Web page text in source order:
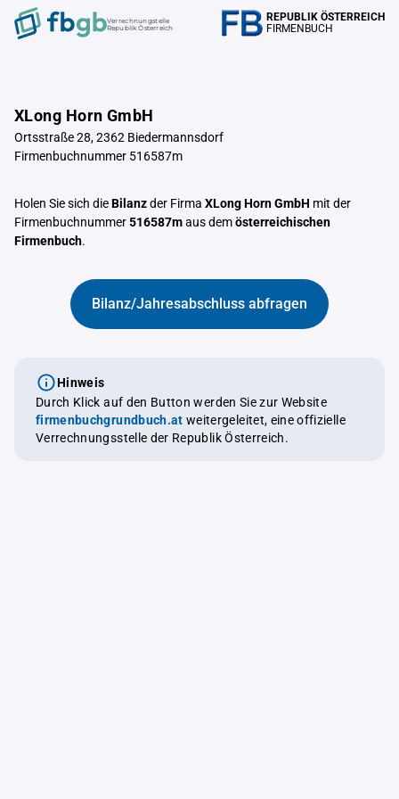
Verrechnungstelle
Republik Österreich
REPUBLIK ÖSTERREICH
FIRMENBUCH
XLong Horn GmbH
Ortsstraße 28, 2362 Biedermannsdorf
Firmenbuchnummer 516587m
Holen Sie sich dieBilanzder Firma XLong Horn GmbH mit der
Firmenbuchnummer516587maus demösterreichischen
Firmenbuch.
Bilanz/Jahresabschluss abfragen
Hinweis
Durch Klick auf den Button werden Sie zur Website
firmenbuchgrundbuch.at weitergeleitet, eine offizielle
Verrechnungsstelle der Republik Österreich.